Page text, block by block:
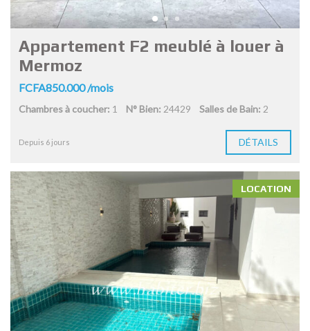
Appartement F2 meublé à louer à
Mermoz
FCFA850.000 /mois
Chambres à coucher: 1 N° Bien: 24429 Salles de Bain: 2
Depuis 6 jours DÉTAILS
LOCATION